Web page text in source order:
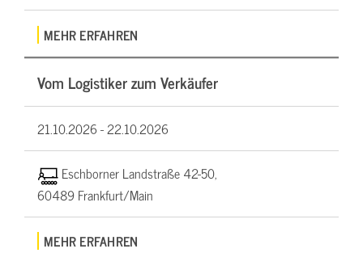
MEHR ERFAHREN
Vom Logistiker zum Verkäufer
21.10.2026 -22.10.2026
Eschborner Landstraße 42-50,
60489 Frankfurt/Main
MEHR ERFAHREN